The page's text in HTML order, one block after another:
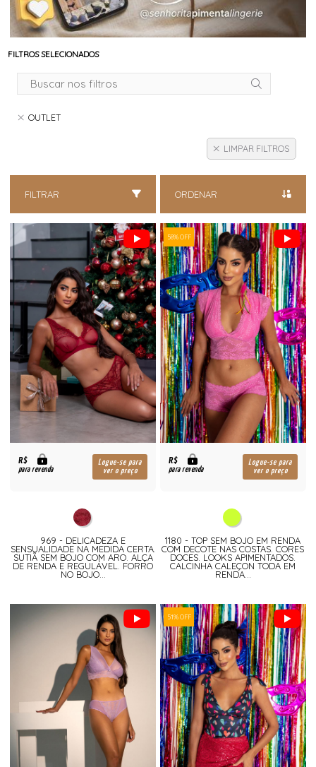
FILTROS SELECIONADOS
OUTLET
LIMPAR FILTROS
FILTRAR ORDENAR
R$
para revenda
Logue-se para
ver o preço
969 - DELICADEZA E
SENSUALIDADE NA MEDIDA CERTA.
SUTIÃ SEM BOJO COM ARO. ALÇA
DE RENDA E REGULÁVEL. FORRO
NO BOJO...
58% OFF
R$
para revenda
Logue-se para
ver o preço
1180 - TOP SEM BOJO EM RENDA
COM DECOTE NAS COSTAS. CORES
DOCES. LOOKS APIMENTADOS.
CALCINHA CALEÇON TODA EM
RENDA...
51% OFF